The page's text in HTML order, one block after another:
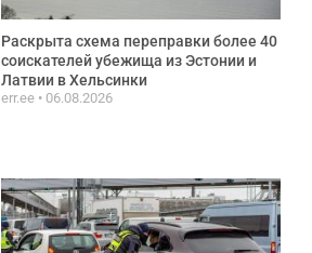
Раскрыта схема переправки более 40
соискателей убежища из Эстонии и
Латвии в Хельсинки
err.ee 06.08.2026